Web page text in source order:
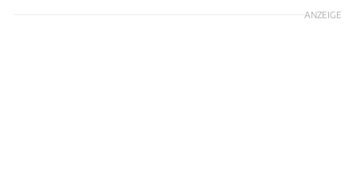
ANZEIGE